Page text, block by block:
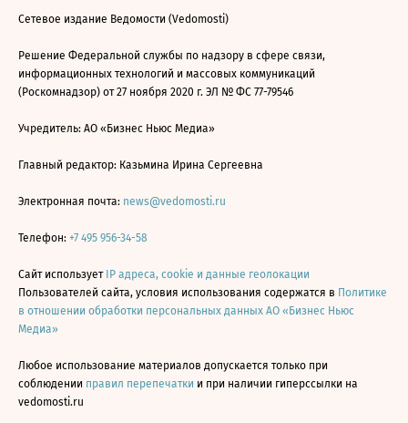
Сетевое издание Ведомости (Vedomosti)
Решение Федеральной службы по надзору в сфере связи,
информационных технологий и массовых коммуникаций
(Роскомнадзор) от 27 ноября 2020 г. ЭЛ № ФС 77-79546
Учредитель: АО «Бизнес Ньюс Медиа»
Главный редактор: Казьмина Ирина Сергеевна
Электронная почта: news@vedomosti.ru
Телефон: +7 495 956-34-58
Сайт использует IP адреса, cookie и данные геолокации
Пользователей сайта, условия использования содержатся в Политике
в отношении обработки персональных данных АО «Бизнес Ньюс
Медиа»
Любое использование материалов допускается только при
соблюдении правил перепечатки и при наличии гиперссылки на
vedomosti.ru